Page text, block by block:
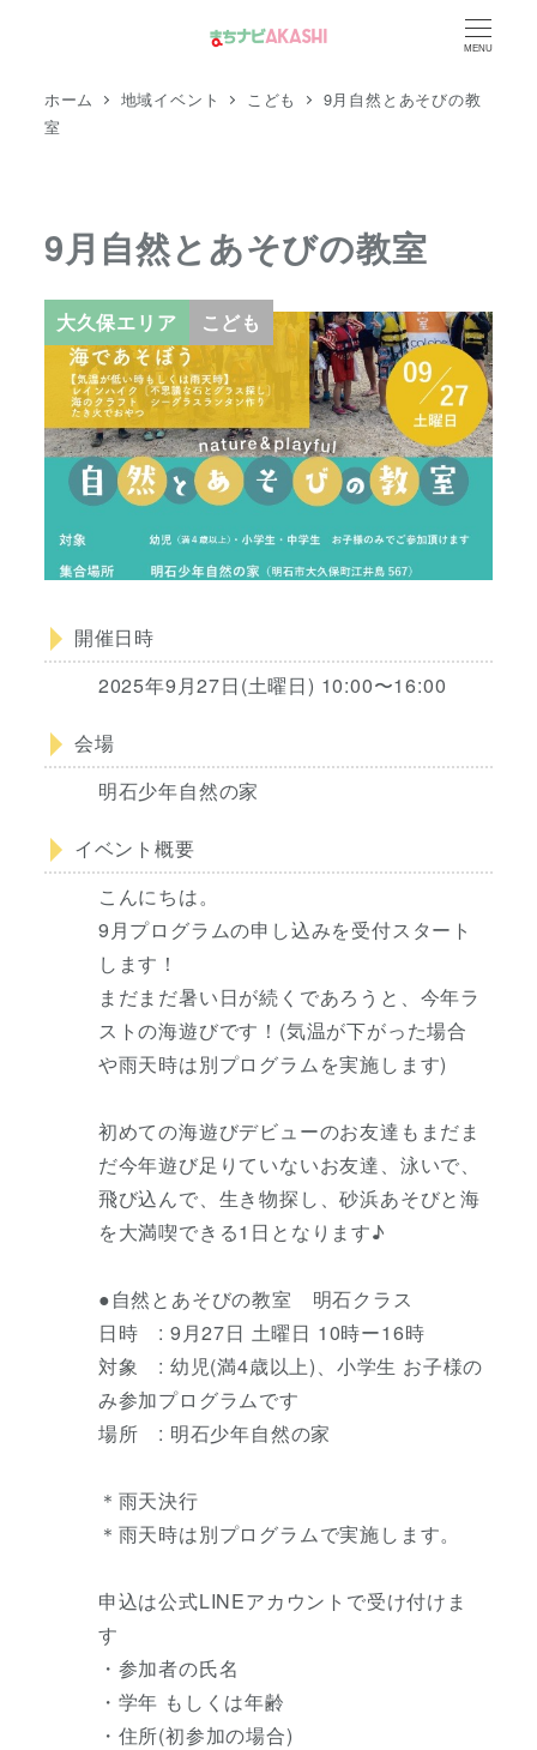
MENU
ホーム 地域イベント こども
9月自然とあそびの教
室
9月自然とあそびの教室
大久保エリア こども
開催日時
2025年9月27日(土曜日) 10:00〜16:00
会場
明石少年自然の家
イベント概要
こんにちは。
9月プログラムの申し込みを受付スタート
します！
まだまだ暑い日が続くであろうと、今年ラ
ストの海遊びです！(気温が下がった場合
や雨天時は別プログラムを実施します)
初めての海遊びデビューのお友達もまだま
だ今年遊び足りていないお友達、泳いで、
飛び込んで、生き物探し、砂浜あそびと海
を大満喫できる1日となります♪
●自然とあそびの教室 明石クラス
日時 : 9月27日 土曜日 10時ー16時
対象 : 幼児(満4歳以上)、小学生 お子様の
み参加プログラムです
場所 : 明石少年自然の家
＊雨天決行
＊雨天時は別プログラムで実施します。
申込は公式LINEアカウントで受け付けま
す
・参加者の氏名
・学年 もしくは年齢
・住所(初参加の場合)